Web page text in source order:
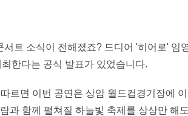
서트 소식이 전해졌죠? 드디어 '히어로' 임
한다는 공식 발표가 있었습니다.
르면 이번 공연은 상암 월드컵경기장에
과 함께 펼쳐질 하늘빛 축제를 상상만 해